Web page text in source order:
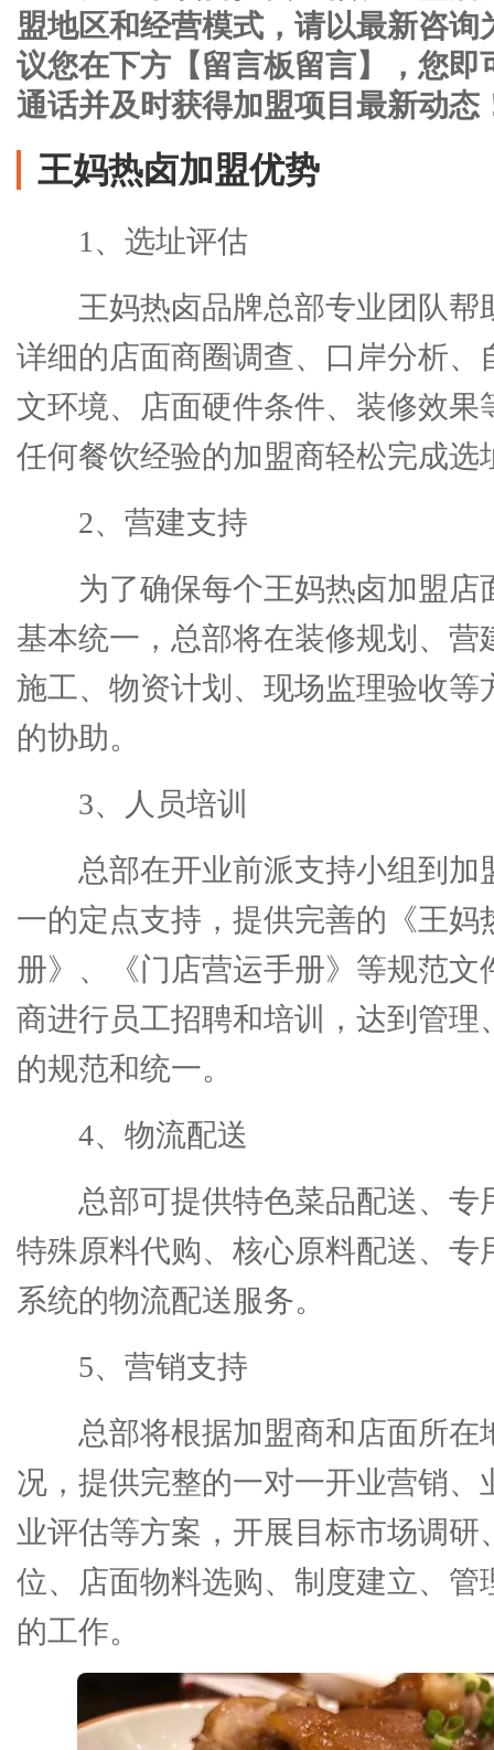
盟地区和经营模式，请以最新咨询
议您在下方【留言板留言】，您即
通话并及时获得加盟项目最新动态
王妈热卤加盟优势
1、选址评估
王妈热卤品牌总部专业团队帮
详细的店面商圈调查、口岸分析、
文环境、店面硬件条件、装修效果
任何餐饮经验的加盟商轻松完成选
2、营建支持
为了确保每个王妈热卤加盟店
基本统一，总部将在装修规划、营
施工、物资计划、现场监理验收等
的协助。
3、人员培训
总部在开业前派支持小组到加
一的定点支持，提供完善的《王妈
册》、《门店营运手册》等规范文
商进行员工招聘和培训，达到管理
的规范和统一。
4、物流配送
总部可提供特色菜品配送、专
特殊原料代购、核心原料配送、专
系统的物流配送服务。
5、营销支持
总部将根据加盟商和店面所在
况，提供完整的一对一开业营销、
业评估等方案，开展目标市场调研
位、店面物料选购、制度建立、管
的工作。